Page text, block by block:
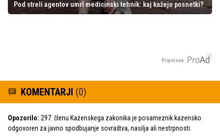
Pod streli agentov umrl medicinski tehnik: kaj kažejo posnetki?
Priporoča
KOMENTARJI (0)
Opozorilo: 297. členu Kazenskega zakonika je posameznik kazensko
odgovoren za javno spodbujanje sovraštva, nasilja ali nestrpnosti.